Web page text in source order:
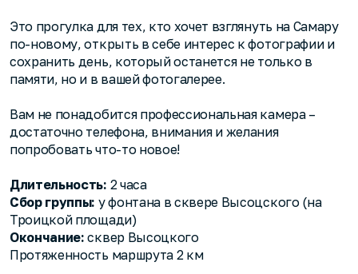
Это прогулка для тех, кто хочет взглянуть на Самару
по-новому, открыть в себе интерес к фотографии и
сохранить день, который останется не только в
памяти, но и в вашей фотогалерее.
Вам не понадобится профессиональная камера –
достаточно телефона, внимания и желания
попробовать что-то новое!
Длительность: 2 часа
Сбор группы: у фонтана в сквере Высоцского (на
Троицкой площади)
Окончание: сквер Высоцкого
Протяженность маршрута 2 км